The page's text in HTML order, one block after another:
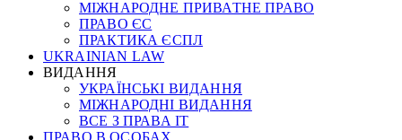
МІЖНАРОДНЕ ПРИВАТНЕ ПРАВО
ПРАВО ЄС
ПРАКТИКА ЄСПЛ
UKRAINIAN LAW
ВИДАННЯ
УКРАЇНСЬКІ ВИДАННЯ
МІЖНАРОДНІ ВИДАННЯ
ВСЕ З ПРАВА ІТ
ПРАВО В ОСОБАХ